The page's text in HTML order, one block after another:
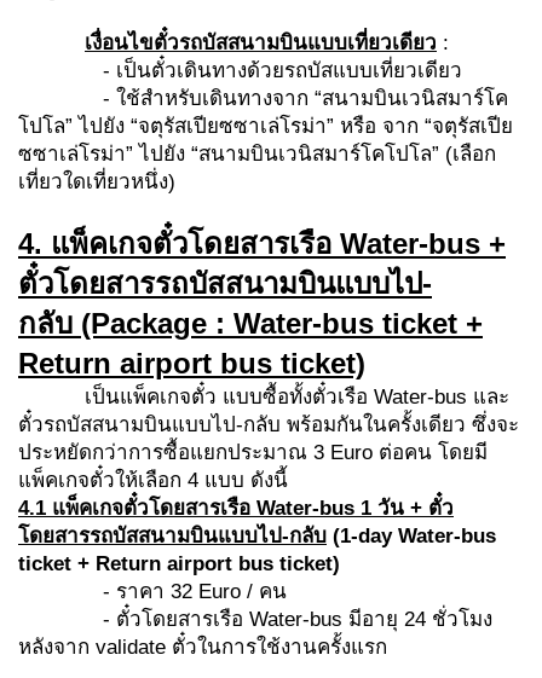
เงื่อนไขตั๋วรถบัสสนามบินแบบเที่ยวเดียว :
- เป็นตั๋วเดินทางด้วยรถบัสแบบเที่ยวเดียว
- ใช้สำหรับเดินทางจาก “สนามบินเวนิสมาร์โค
โปโล” ไปยัง “จตุรัสเปียซซาเล่โรม่า” หรือ จาก “จตุรัสเปีย
ซซาเล่โรม่า” ไปยัง “สนามบินเวนิสมาร์โคโปโล” (เลือก
เที่ยวใดเที่ยวหนึ่ง)
4. แพ็คเกจตั๋วโดยสารเรือ Water-bus +
ตั๋วโดยสารรถบัสสนามบินแบบไป-
กลับ (Package : Water-bus ticket +
Return airport bus ticket)
เป็นแพ็คเกจตั๋ว แบบซื้อทั้งตั๋วเรือ Water-bus และ
ตั๋วรถบัสสนามบินแบบไป-กลับ พร้อมกันในครั้งเดียว ซึ่งจะ
ประหยัดกว่าการซื้อแยกประมาณ 3 Euro ต่อคน โดยมี
แพ็คเกจตั๋วให้เลือก 4 แบบ ดังนี้
4.1 แพ็คเกจตั๋วโดยสารเรือ Water-bus 1 วัน + ตั๋ว
โดยสารรถบัสสนามบินแบบไป-กลับ (1-day Water-bus
ticket + Return airport bus ticket)
- ราคา 32 Euro / คน
- ตั๋วโดยสารเรือ Water-bus มีอายุ 24 ชั่วโมง
หลังจาก validate ตั๋วในการใช้งานครั้งแรก